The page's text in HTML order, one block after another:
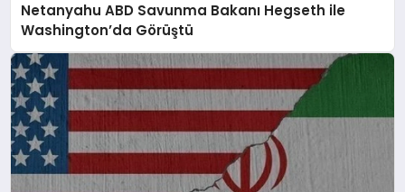
Netanyahu ABD Savunma Bakanı Hegseth ile
Washington’da Görüştü